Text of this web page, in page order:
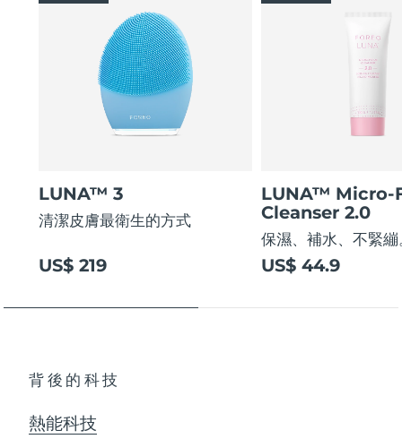
LUNA™ 3
清潔皮膚最衛生的方式
US$ 219
LUNA™ Micro-
Cleanser 2.0
保濕、補水、不緊繃
US$ 44.9
背後的科技
熱能科技